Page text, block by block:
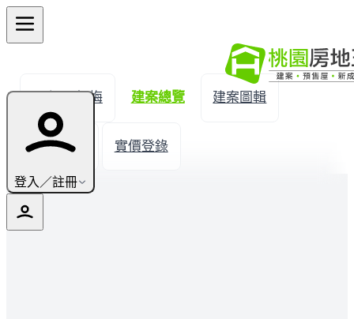
登入／註冊
← 返回楊梅 建案總覽 建案圖輯
生活機能 實價登錄